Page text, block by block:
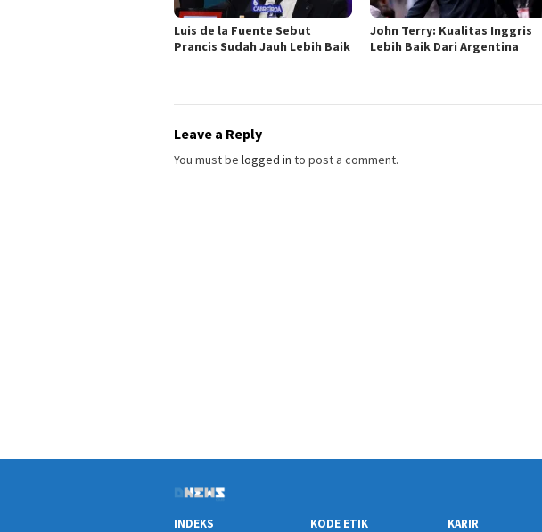
Luis de la Fuente Sebut
Prancis Sudah Jauh Lebih Baik
John Terry: Kualitas Inggris
Lebih Baik Dari Argentina
Leave a Reply
You must be logged in to post a comment.
INDEKS KODE ETIK KARIR